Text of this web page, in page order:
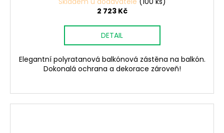
2 723 Kč
DETAIL
Elegantní polyratanová balkónová zástěna na balkón.
Dokonalá ochrana a dekorace zároveň!